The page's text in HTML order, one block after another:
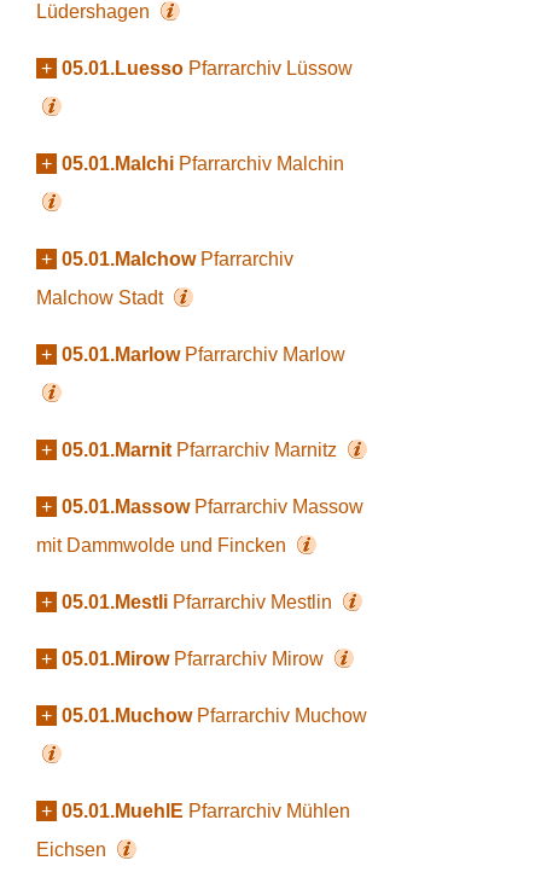
Lüdershagen
+ 05.01.Luesso Pfarrarchiv Lüssow
+ 05.01.Malchi Pfarrarchiv Malchin
+ 05.01.Malchow Pfarrarchiv
Malchow Stadt
+ 05.01.Marlow Pfarrarchiv Marlow
+ 05.01.Marnit Pfarrarchiv Marnitz
+ 05.01.Massow Pfarrarchiv Massow
mit Dammwolde und Fincken
+ 05.01.Mestli Pfarrarchiv Mestlin
+ 05.01.Mirow Pfarrarchiv Mirow
+ 05.01.Muchow Pfarrarchiv Muchow
+ 05.01.MuehlE Pfarrarchiv Mühlen
Eichsen